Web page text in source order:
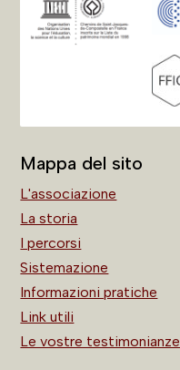
Mappa del sito
L'associazione
La storia
I percorsi
Sistemazione
Informazioni pratiche
Link utili
Le vostre testimonianze